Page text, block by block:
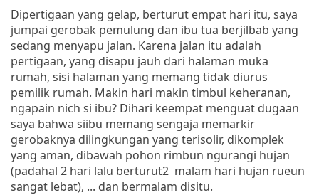
Dipertigaan yang gelap, berturut empat hari itu, saya
jumpai gerobak pemulung dan ibu tua berjilbab yang
sedang menyapu jalan. Karena jalan itu adalah
pertigaan, yang disapu jauh dari halaman muka
rumah, sisi halaman yang memang tidak diurus
pemilik rumah. Makin hari makin timbul keheranan,
ngapain nich si ibu? Dihari keempat menguat dugaan
saya bahwa siibu memang sengaja memarkir
gerobaknya dilingkungan yang terisolir, dikomplek
yang aman, dibawah pohon rimbun ngurangi hujan
(padahal 2 hari lalu berturut2 malam hari hujan rueun
sangat lebat), ... dan bermalam disitu.